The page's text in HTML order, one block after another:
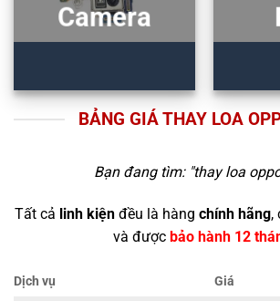
Camera
BẢNG GIÁ THAY LOA
Bạn đang tìm: "thay loa
Tất cả linh kiện đều là hàng chính hãng,
và được bảo hành 12
Dịch vụ Giá